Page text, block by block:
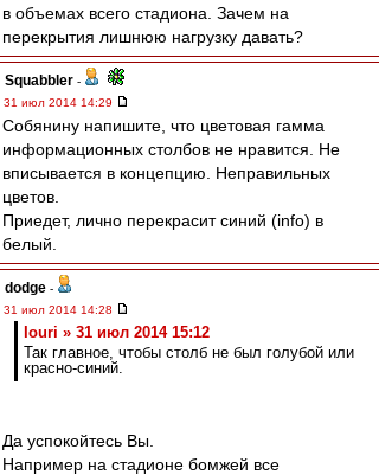
в объемах всего стадиона. Зачем на
перекрытия лишнюю нагрузку давать?
Squabbler -
31 июл 2014 14:29
Собянину напишите, что цветовая гамма
информационных столбов не нравится. Не
вписывается в концепцию. Неправильных
цветов.
Приедет, лично перекрасит синий (info) в
белый.
dodge -
31 июл 2014 14:28
Iouri » 31 июл 2014 15:12
Так главное, чтобы столб не был голубой или
красно-синий.
Да успокойтесь Вы.
Например на стадионе бомжей все